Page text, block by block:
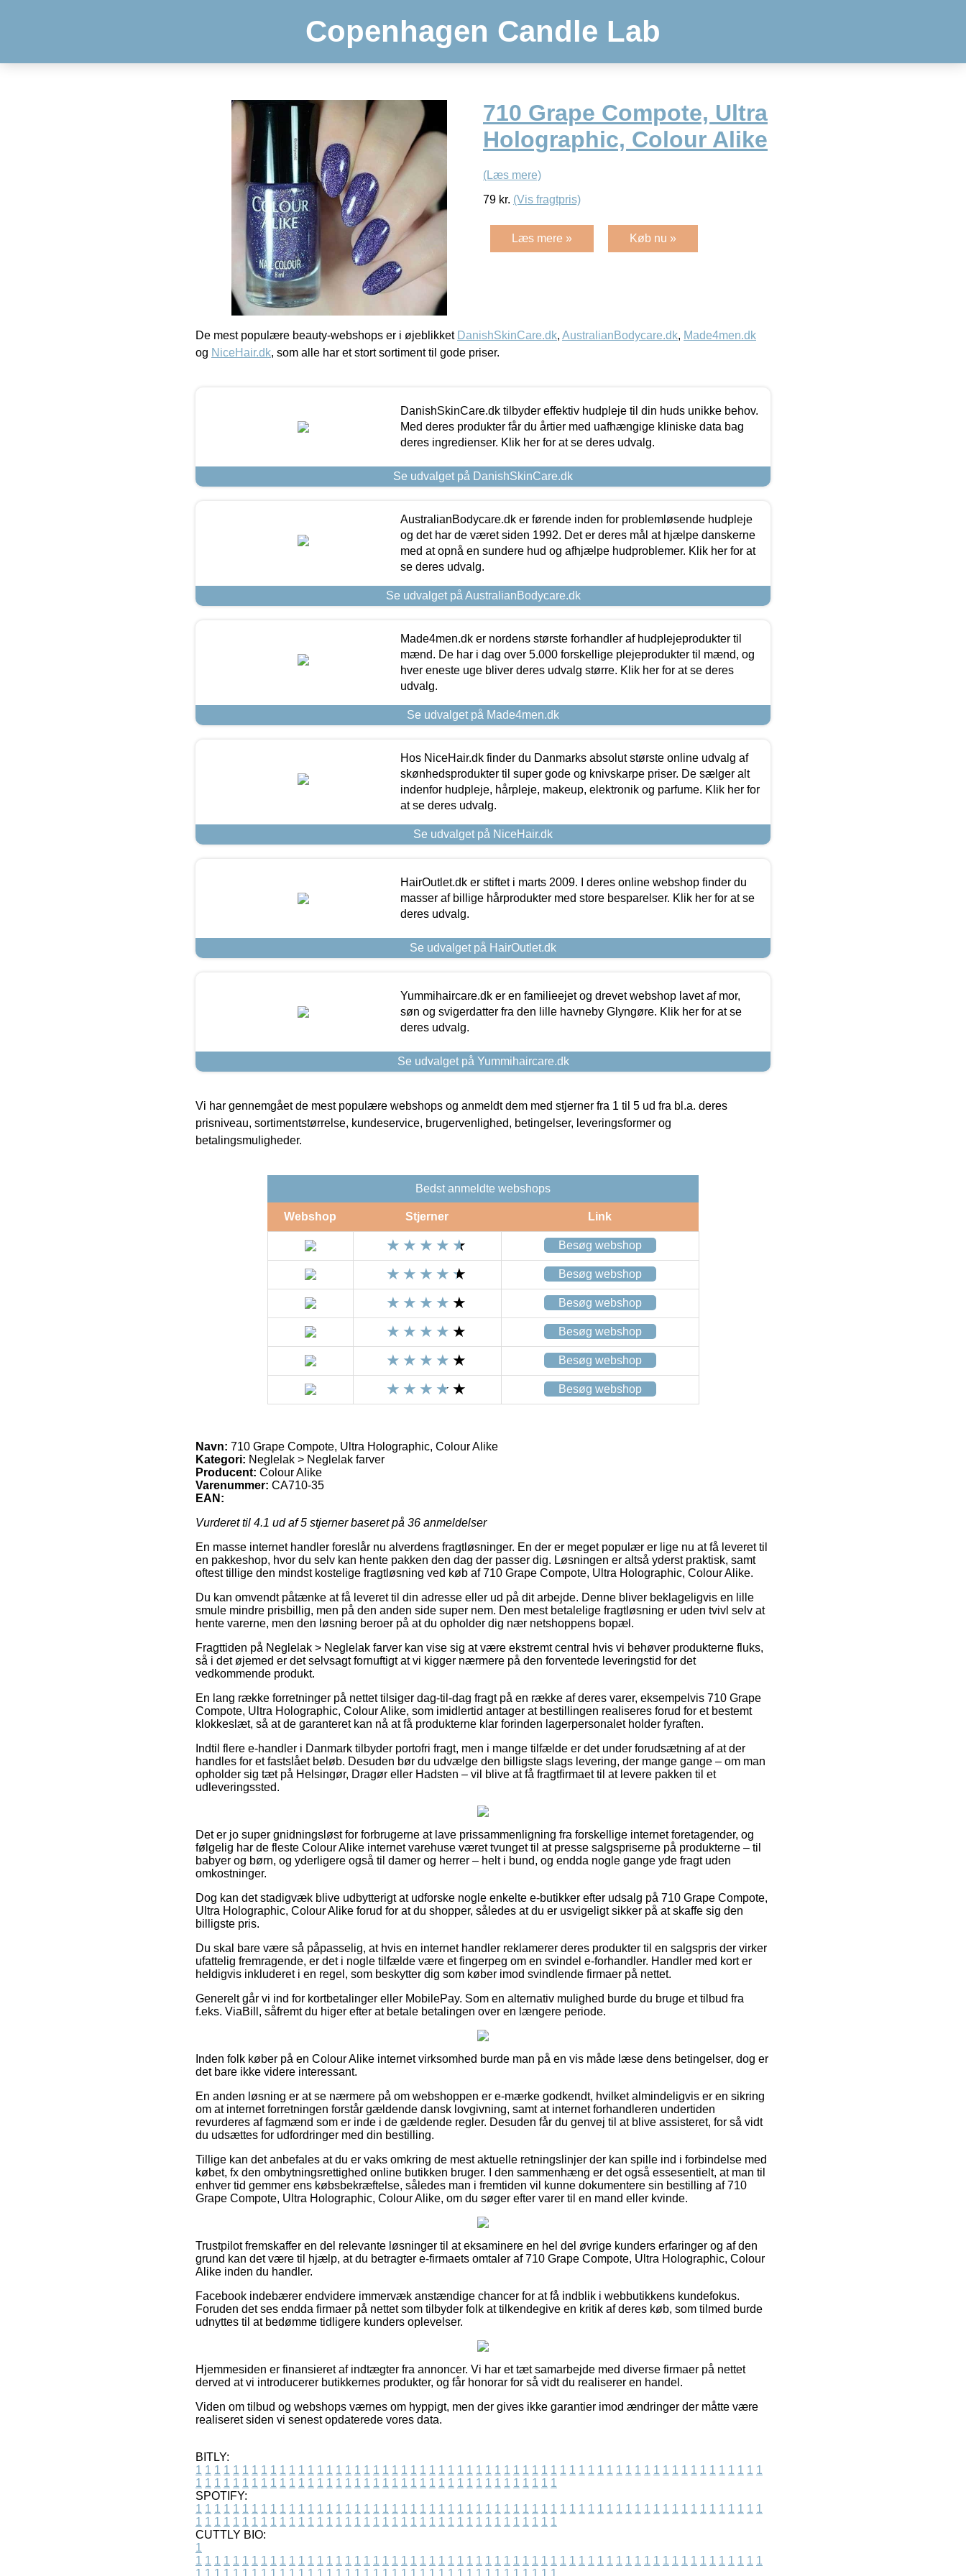
Copenhagen Candle Lab
710 Grape Compote, Ultra
Holographic, Colour Alike
(Læs mere)
79 kr. (Vis fragtpris)
Læs mere » Køb nu »
De mest populære beauty-webshops er i øjeblikket DanishSkinCare.dk, AustralianBodycare.dk, Made4men.dk
og NiceHair.dk, som alle har et stort sortiment til gode priser.
DanishSkinCare.dk tilbyder effektiv hudpleje til din huds unikke behov.
Med deres produkter får du årtier med uafhængige kliniske data bag
deres ingredienser. Klik her for at se deres udvalg.
Se udvalget på DanishSkinCare.dk
AustralianBodycare.dk er førende inden for problemløsende hudpleje
og det har de været siden 1992. Det er deres mål at hjælpe danskerne
med at opnå en sundere hud og afhjælpe hudproblemer. Klik her for at
se deres udvalg.
Se udvalget på AustralianBodycare.dk
Made4men.dk er nordens største forhandler af hudplejeprodukter til
mænd. De har i dag over 5.000 forskellige plejeprodukter til mænd, og
hver eneste uge bliver deres udvalg større. Klik her for at se deres
udvalg.
Se udvalget på Made4men.dk
Hos NiceHair.dk finder du Danmarks absolut største online udvalg af
skønhedsprodukter til super gode og knivskarpe priser. De sælger alt
indenfor hudpleje, hårpleje, makeup, elektronik og parfume. Klik her for
at se deres udvalg.
Se udvalget på NiceHair.dk
HairOutlet.dk er stiftet i marts 2009. I deres online webshop finder du
masser af billige hårprodukter med store besparelser. Klik her for at se
deres udvalg.
Se udvalget på HairOutlet.dk
Yummihaircare.dk er en familieejet og drevet webshop lavet af mor,
søn og svigerdatter fra den lille havneby Glyngøre. Klik her for at se
deres udvalg.
Se udvalget på Yummihaircare.dk
Vi har gennemgået de mest populære webshops og anmeldt dem med stjerner fra 1 til 5 ud fra bl.a. deres
prisniveau, sortimentstørrelse, kundeservice, brugervenlighed, betingelser, leveringsformer og
betalingsmuligheder.
Bedst anmeldte webshops
Webshop Stjerner Link
Besøg webshop
Besøg webshop
Besøg webshop
Besøg webshop
Besøg webshop
Besøg webshop
Navn: 710 Grape Compote, Ultra Holographic, Colour Alike
Kategori: Neglelak > Neglelak farver
Producent: Colour Alike
Varenummer: CA710-35
EAN:
Vurderet til 4.1 ud af 5 stjerner baseret på 36 anmeldelser
En masse internet handler foreslår nu alverdens fragtløsninger. En der er meget populær er lige nu at få leveret til
en pakkeshop, hvor du selv kan hente pakken den dag der passer dig. Løsningen er altså yderst praktisk, samt
oftest tillige den mindst kostelige fragtløsning ved køb af 710 Grape Compote, Ultra Holographic, Colour Alike.
Du kan omvendt påtænke at få leveret til din adresse eller ud på dit arbejde. Denne bliver beklageligvis en lille
smule mindre prisbillig, men på den anden side super nem. Den mest betalelige fragtløsning er uden tvivl selv at
hente varerne, men den løsning beroer på at du opholder dig nær netshoppens bopæl.
Fragttiden på Neglelak > Neglelak farver kan vise sig at være ekstremt central hvis vi behøver produkterne fluks,
så i det øjemed er det selvsagt fornuftigt at vi kigger nærmere på den forventede leveringstid for det
vedkommende produkt.
En lang række forretninger på nettet tilsiger dag-til-dag fragt på en række af deres varer, eksempelvis 710 Grape
Compote, Ultra Holographic, Colour Alike, som imidlertid antager at bestillingen realiseres forud for et bestemt
klokkeslæt, så at de garanteret kan nå at få produkterne klar forinden lagerpersonalet holder fyraften.
Indtil flere e-handler i Danmark tilbyder portofri fragt, men i mange tilfælde er det under forudsætning af at der
handles for et fastslået beløb. Desuden bør du udvælge den billigste slags levering, der mange gange – om man
opholder sig tæt på Helsingør, Dragør eller Hadsten – vil blive at få fragtfirmaet til at levere pakken til et
udleveringssted.
Det er jo super gnidningsløst for forbrugerne at lave prissammenligning fra forskellige internet foretagender, og
følgelig har de fleste Colour Alike internet varehuse været tvunget til at presse salgspriserne på produkterne – til
babyer og børn, og yderligere også til damer og herrer – helt i bund, og endda nogle gange yde fragt uden
omkostninger.
Dog kan det stadigvæk blive udbytterigt at udforske nogle enkelte e-butikker efter udsalg på 710 Grape Compote,
Ultra Holographic, Colour Alike forud for at du shopper, således at du er usvigeligt sikker på at skaffe sig den
billigste pris.
Du skal bare være så påpasselig, at hvis en internet handler reklamerer deres produkter til en salgspris der virker
ufattelig fremragende, er det i nogle tilfælde være et fingerpeg om en svindel e-forhandler. Handler med kort er
heldigvis inkluderet i en regel, som beskytter dig som køber imod svindlende firmaer på nettet.
Generelt går vi ind for kortbetalinger eller MobilePay. Som en alternativ mulighed burde du bruge et tilbud fra
f.eks. ViaBill, såfremt du higer efter at betale betalingen over en længere periode.
Inden folk køber på en Colour Alike internet virksomhed burde man på en vis måde læse dens betingelser, dog er
det bare ikke videre interessant.
En anden løsning er at se nærmere på om webshoppen er e-mærke godkendt, hvilket almindeligvis er en sikring
om at internet forretningen forstår gældende dansk lovgivning, samt at internet forhandleren undertiden
revurderes af fagmænd som er inde i de gældende regler. Desuden får du genvej til at blive assisteret, for så vidt
du udsættes for udfordringer med din bestilling.
Tillige kan det anbefales at du er vaks omkring de mest aktuelle retningslinjer der kan spille ind i forbindelse med
købet, fx den ombytningsrettighed online butikken bruger. I den sammenhæng er det også essesentielt, at man til
enhver tid gemmer ens købsbekræftelse, således man i fremtiden vil kunne dokumentere sin bestilling af 710
Grape Compote, Ultra Holographic, Colour Alike, om du søger efter varer til en mand eller kvinde.
Trustpilot fremskaffer en del relevante løsninger til at eksaminere en hel del øvrige kunders erfaringer og af den
grund kan det være til hjælp, at du betragter e-firmaets omtaler af 710 Grape Compote, Ultra Holographic, Colour
Alike inden du handler.
Facebook indebærer endvidere immervæk anstændige chancer for at få indblik i webbutikkens kundefokus.
Foruden det ses endda firmaer på nettet som tilbyder folk at tilkendegive en kritik af deres køb, som tilmed burde
udnyttes til at bedømme tidligere kunders oplevelser.
Hjemmesiden er finansieret af indtægter fra annoncer. Vi har et tæt samarbejde med diverse firmaer på nettet
derved at vi introducerer butikkernes produkter, og får honorar for så vidt du realiserer en handel.
Viden om tilbud og webshops værnes om hyppigt, men der gives ikke garantier imod ændringer der måtte være
realiseret siden vi senest opdaterede vores data.
BITLY:
1 1 1 1 1 1 1 1 1 1 1 1 1 1 1 1 1 1 1 1 1 1 1 1 1 1 1 1 1 1 1 1 1 1 1 1 1 1 1 1 1 1 1 1 1 1 1 1 1 1 1 1 1 1 1 1 1 1 1 1 1
1 1 1 1 1 1 1 1 1 1 1 1 1 1 1 1 1 1 1 1 1 1 1 1 1 1 1 1 1 1 1 1 1 1 1 1 1 1 1
SPOTIFY:
1 1 1 1 1 1 1 1 1 1 1 1 1 1 1 1 1 1 1 1 1 1 1 1 1 1 1 1 1 1 1 1 1 1 1 1 1 1 1 1 1 1 1 1 1 1 1 1 1 1 1 1 1 1 1 1 1 1 1 1 1
1 1 1 1 1 1 1 1 1 1 1 1 1 1 1 1 1 1 1 1 1 1 1 1 1 1 1 1 1 1 1 1 1 1 1 1 1 1 1
CUTTLY BIO:
1
1 1 1 1 1 1 1 1 1 1 1 1 1 1 1 1 1 1 1 1 1 1 1 1 1 1 1 1 1 1 1 1 1 1 1 1 1 1 1 1 1 1 1 1 1 1 1 1 1 1 1 1 1 1 1 1 1 1 1 1 1